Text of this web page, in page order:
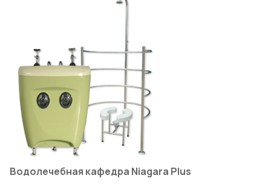
Водолечебная кафедра Niagara Plus